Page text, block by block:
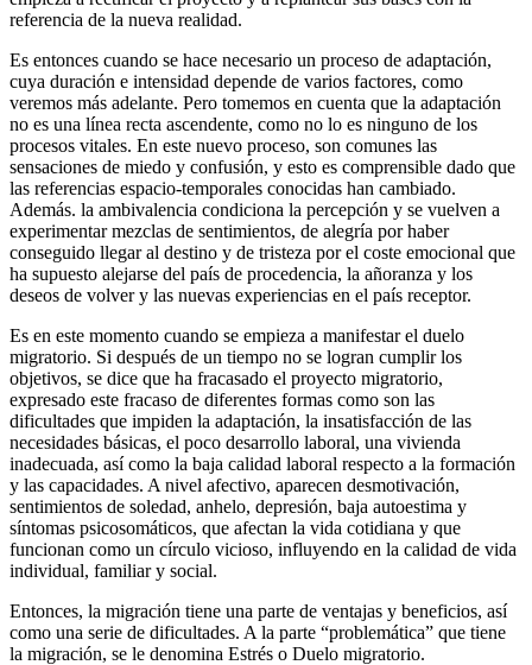
referencia de la nueva realidad.
Es entonces cuando se hace necesario un proceso de adaptación,
cuya duración e intensidad depende de varios factores, como
veremos más adelante. Pero tomemos en cuenta que la adaptación
no es una línea recta ascendente, como no lo es ninguno de los
procesos vitales. En este nuevo proceso, son comunes las
sensaciones de miedo y confusión, y esto es comprensible dado que
las referencias espacio-temporales conocidas han cambiado.
Además. la ambivalencia condiciona la percepción y se vuelven a
experimentar mezclas de sentimientos, de alegría por haber
conseguido llegar al destino y de tristeza por el coste emocional que
ha supuesto alejarse del país de procedencia, la añoranza y los
deseos de volver y las nuevas experiencias en el país receptor.
Es en este momento cuando se empieza a manifestar el duelo
migratorio. Si después de un tiempo no se logran cumplir los
objetivos, se dice que ha fracasado el proyecto migratorio,
expresado este fracaso de diferentes formas como son las
dificultades que impiden la adaptación, la insatisfacción de las
necesidades básicas, el poco desarrollo laboral, una vivienda
inadecuada, así como la baja calidad laboral respecto a la formación
y las capacidades. A nivel afectivo, aparecen desmotivación,
sentimientos de soledad, anhelo, depresión, baja autoestima y
síntomas psicosomáticos, que afectan la vida cotidiana y que
funcionan como un círculo vicioso, influyendo en la calidad de vida
individual, familiar y social.
Entonces, la migración tiene una parte de ventajas y beneficios, así
como una serie de dificultades. A la parte “problemática” que tiene
la migración, se le denomina Estrés o Duelo migratorio.